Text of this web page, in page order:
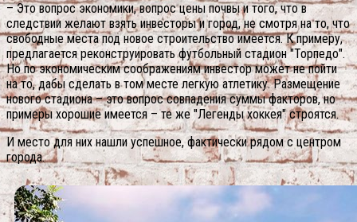
– Это вопрос экономики, вопрос цены почвы и того, что в
следствии желают взять инвесторы и город, не смотря на то, что
свободные места под новое строительство имеется. К примеру,
предлагается реконструировать футбольный стадион "Торпедо".
Но по экономическим соображениям инвестор может не пойти
на то, дабы сделать в том месте легкую атлетику. Размещение
нового стадиона – это вопрос совпадения суммы факторов, но
примеры хорошие имеется – те же "Легенды хоккея" строятся.
И место для них нашли успешное, фактически рядом с центром
города.